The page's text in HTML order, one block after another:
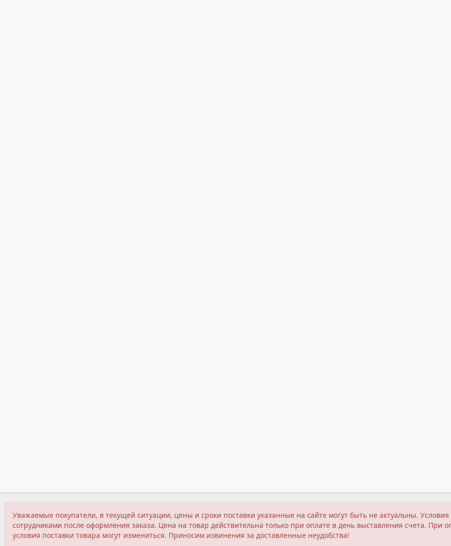
Уважаемые покупатели, в текущей ситуации, цены и сроки поставки указанные на сайте могут быть не актуальны.
сотрудниками после оформления заказа. Цена на товар действительна только при оплате в день выставления счета.
условия поставки товара могут измениться. Приносим извинения за доставленные неудобства!